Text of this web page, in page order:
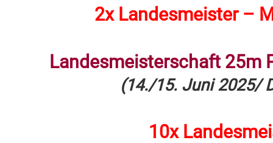
2x Landesmeister –
Landesmeisterschaft 25m
(14./15. Juni 2025/
10x